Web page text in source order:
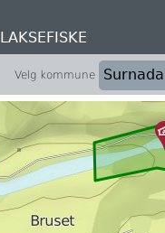
LAKSEFISKE
Velg kommune